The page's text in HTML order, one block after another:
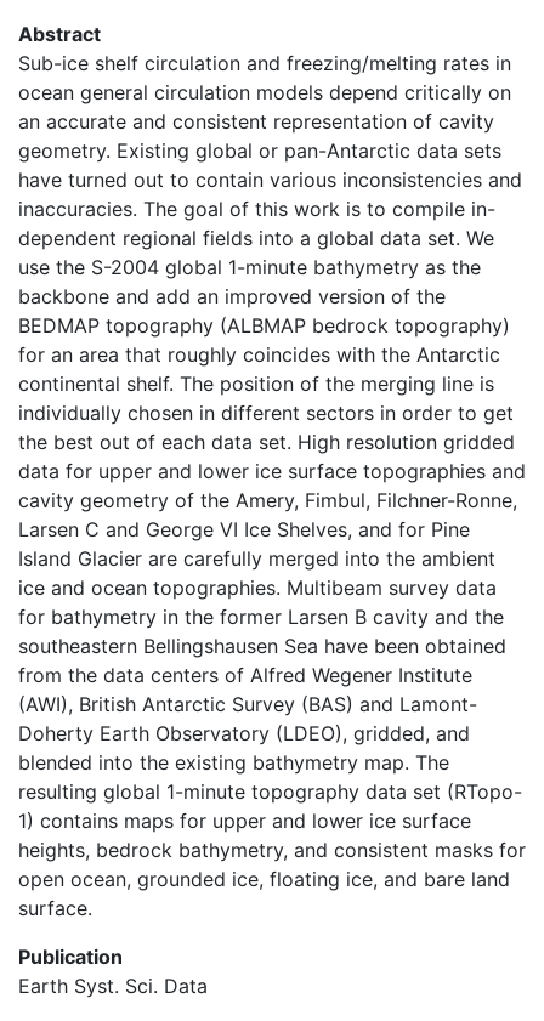
Abstract
Sub-ice shelf circulation and freezing/melting rates in
ocean general circulation models depend critically on
an accurate and consistent representation of cavity
geometry. Existing global or pan-Antarctic data sets
have turned out to contain various inconsistencies and
inaccuracies. The goal of this work is to compile in-
dependent regional fields into a global data set. We
use the S-2004 global 1-minute bathymetry as the
backbone and add an improved version of the
BEDMAP topography (ALBMAP bedrock topography)
for an area that roughly coincides with the Antarctic
continental shelf. The position of the merging line is
individually chosen in different sectors in order to get
the best out of each data set. High resolution gridded
data for upper and lower ice surface topographies and
cavity geometry of the Amery, Fimbul, Filchner-Ronne,
Larsen C and George VI Ice Shelves, and for Pine
Island Glacier are carefully merged into the ambient
ice and ocean topographies. Multibeam survey data
for bathymetry in the former Larsen B cavity and the
southeastern Bellingshausen Sea have been obtained
from the data centers of Alfred Wegener Institute
(AWI), British Antarctic Survey (BAS) and Lamont-
Doherty Earth Observatory (LDEO), gridded, and
blended into the existing bathymetry map. The
resulting global 1-minute topography data set (RTopo-
1) contains maps for upper and lower ice surface
heights, bedrock bathymetry, and consistent masks for
open ocean, grounded ice, floating ice, and bare land
surface.
Publication
Earth Syst. Sci. Data